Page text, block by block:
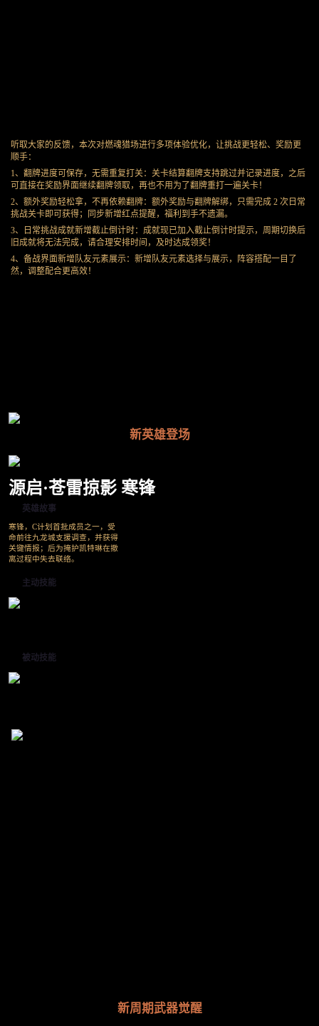
听取大家的反馈，本次对燃魂猎场进行多项体验优化，让挑战更轻松、奖励更
顺手：
1、翻牌进度可保存，无需重复打关：关卡结算翻牌支持跳过并记录进度，之后
可直接在奖励界面继续翻牌领取，再也不用为了翻牌重打一遍关卡！
2、额外奖励轻松拿，不再依赖翻牌：额外奖励与翻牌解绑，只需完成 2 次日常
挑战关卡即可获得；同步新增红点提醒，福利到手不遗漏。
3、日常挑战成就新增截止倒计时：成就现已加入截止倒计时提示，周期切换后
旧成就将无法完成，请合理安排时间，及时达成领奖！
4、备战界面新增队友元素展示：新增队友元素选择与展示，阵容搭配一目了
然，调整配合更高效！
新英雄登场
源启·苍雷掠影 寒锋
英雄故事
寒锋，C计划首批成员之一，受
命前往九龙城支援调查，并获得
关键情报；后为掩护凯特琳在撤
离过程中失去联络。
主动技能
被动技能
新周期武器觉醒